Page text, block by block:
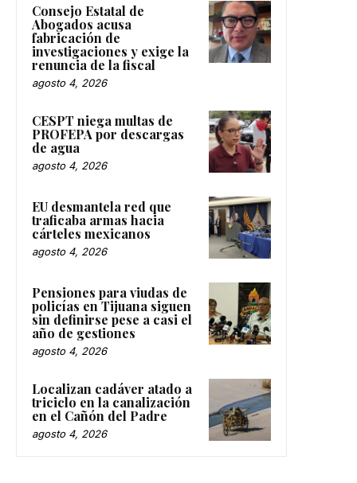
Consejo Estatal de
Abogados acusa
fabricación de
investigaciones y exige la
renuncia de la fiscal
agosto 4, 2026
CESPT niega multas de
PROFEPA por descargas
de agua
agosto 4, 2026
EU desmantela red que
traficaba armas hacia
cárteles mexicanos
agosto 4, 2026
Pensiones para viudas de
policías en Tijuana siguen
sin definirse pese a casi el
año de gestiones
agosto 4, 2026
Localizan cadáver atado a
triciclo en la canalización
en el Cañón del Padre
agosto 4, 2026